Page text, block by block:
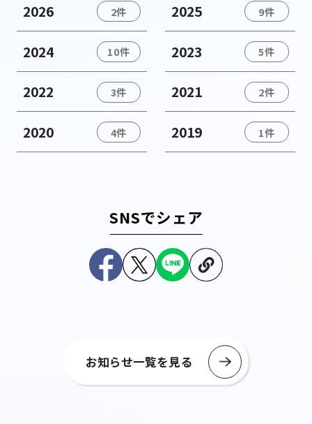
2026 2件 2025 9件
2024 10件 2023 5件
2022 3件 2021 2件
2020 4件 2019 1件
SNSでシェア
お知らせ一覧を見る